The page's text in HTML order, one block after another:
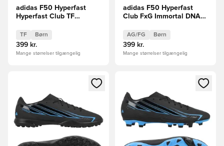
adidas F50 Hyperfast
Hyperfast Club TF
TF Børn
399 kr.
Mange størrelser tilgængelig
adidas F50 Hyperfast
Club FxG Immortal DNA
AG/FG Børn
399 kr.
Mange størrelser tilgængelig
Åbner en Modal til at logge ind eller tilmelde dig som
Åbner en Modal til at logge